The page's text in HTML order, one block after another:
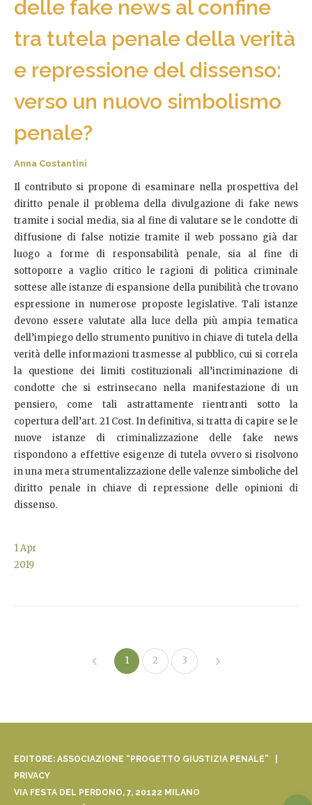
delle fake news al confine
tra tutela penale della verità
e repressione del dissenso:
verso un nuovo simbolismo
penale?
Anna Costantini
Il contributo si propone di esaminare nella prospettiva del
diritto penale il problema della divulgazione di fake news
tramite i social media, sia al fine di valutare se le condotte di
diffusione di false notizie tramite il web possano già dar
luogo a forme di responsabilità penale, sia al fine di
sottoporre a vaglio critico le ragioni di politica criminale
sottese alle istanze di espansione della punibilità che trovano
espressione in numerose proposte legislative. Tali istanze
devono essere valutate alla luce della più ampia tematica
dell’impiego dello strumento punitivo in chiave di tutela della
verità delle informazioni trasmesse al pubblico, cui si correla
la questione dei limiti costituzionali all’incriminazione di
condotte che si estrinsecano nella manifestazione di un
pensiero, come tali astrattamente rientranti sotto la
copertura dell’art. 21 Cost. In definitiva, si tratta di capire se le
nuove istanze di criminalizzazione delle fake news
rispondono a effettive esigenze di tutela ovvero si risolvono
in una mera strumentalizzazione delle valenze simboliche del
diritto penale in chiave di repressione delle opinioni di
dissenso.
1Apr
2019
1 2 3
EDITORE: ASSOCIAZIONE “PROGETTO GIUSTIZIA PENALE” |
PRIVACY
VIA FESTA DEL PERDONO, 7, 20122 MILANO